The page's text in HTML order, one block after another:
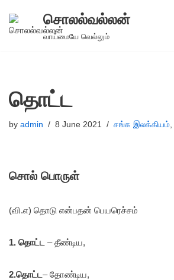
Skip
சொலல்வல்லன்
வாய்மையே வெல்லும்
தொட்ட
by admin 8 June 2021 சங்க இலக்கியம்,
சொல் பொருள்
(வி.எ) தொடு என்பதன் பெயரெச்சம்
1. தொட்ட – தீண்டிய,
2.தொட்ட – தோண்டிய,